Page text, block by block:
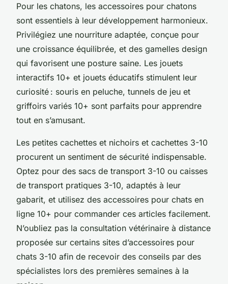
Pour les chatons, les accessoires pour chatons
sont essentiels à leur développement harmonieux.
Privilégiez une nourriture adaptée, conçue pour
une croissance équilibrée, et des gamelles design
qui favorisent une posture saine. Les jouets
interactifs 10+ et jouets éducatifs stimulent leur
curiosité : souris en peluche, tunnels de jeu et
griffoirs variés 10+ sont parfaits pour apprendre
tout en s’amusant.
Les petites cachettes et nichoirs et cachettes 3-10
procurent un sentiment de sécurité indispensable.
Optez pour des sacs de transport 3-10 ou caisses
de transport pratiques 3-10, adaptés à leur
gabarit, et utilisez des accessoires pour chats en
ligne 10+ pour commander ces articles facilement.
N’oubliez pas la consultation vétérinaire à distance
proposée sur certains sites d’accessoires pour
chats 3-10 afin de recevoir des conseils par des
spécialistes lors des premières semaines à la